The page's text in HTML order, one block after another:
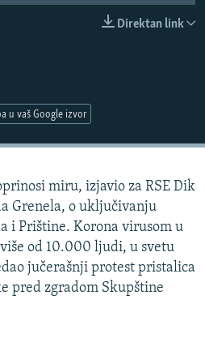
Direktan link
u vaš Google izvor
miru, izjavio za RSE Dik
Grenela, o uključivanju
i Prištine. Korona virusom u
od 10.000 ljudi, u svetu
jučerašnji protest pristalica
pred zgradom Skupštine